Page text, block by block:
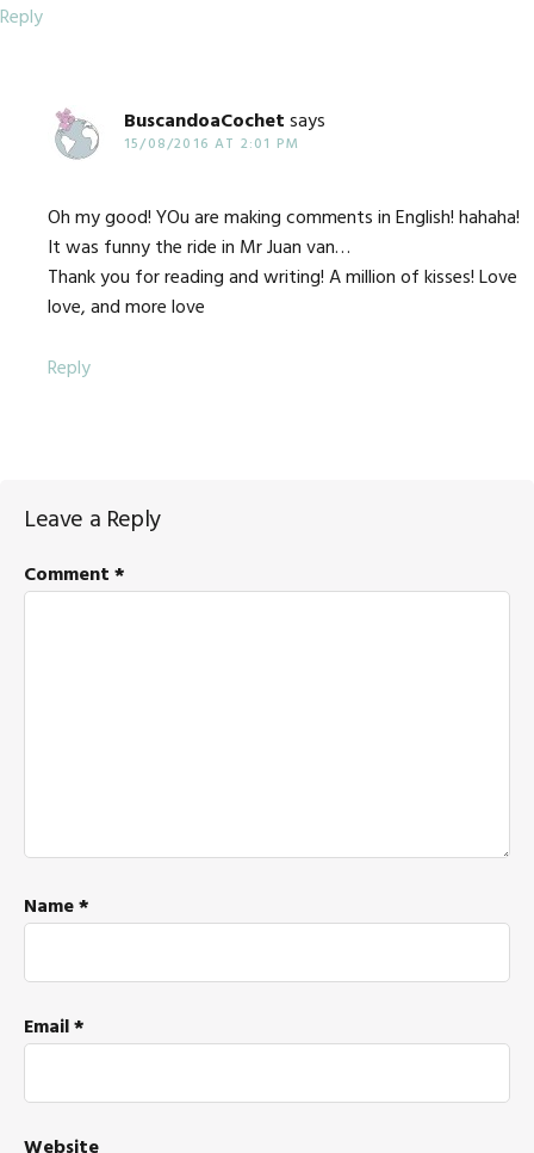
Reply
BuscandoaCochetsays
15/08/2016 AT 2:01 PM
Oh my good! YOu are making comments in English! hahaha!
It was funny the ride in Mr Juan van…
Thank you for reading and writing! A million of kisses! Love
love, and more love
Reply
Leave a Reply
Comment*
Name*
Email*